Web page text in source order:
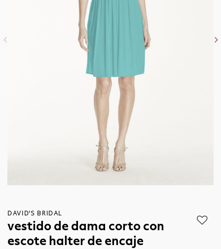
DAVID'S BRIDAL
vestido de dama corto con
escote halter de encaje